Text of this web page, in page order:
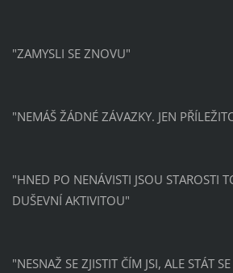
"ZAMYSLI SE ZNOVU"
"NEMÁŠ ŽÁDNÉ ZÁVAZKY. JEN
"HNED PO NENÁVISTI JSOU STAROSTI
DUŠEVNÍ AKTIVITOU"
"NESNAŽ SE ZJISTIT ČÍM JSI, ALE STÁT